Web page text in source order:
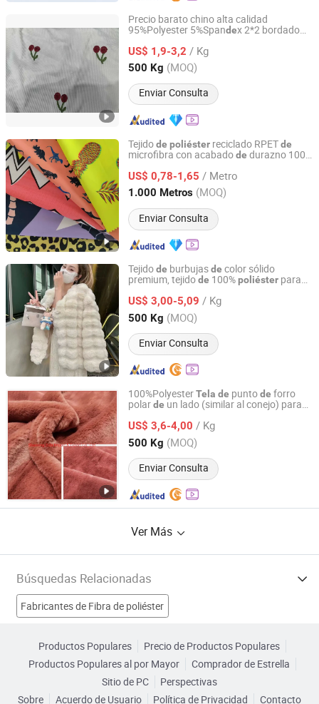
Precio barato chino alta calidad
95%Polyester 5%Spandex 2*2 bordado
estilo para niñas y mujeres
US$ 1,9-3,2 / Kg
500 Kg (MOQ)
Enviar Consulta
Shaoxing Cangcai Textile Co., Ltd.
Zhejiang, China Desde 2025
Tejidode poliéster reciclado RPETde
microfibra con acabadode durazno 100%
impermeable para pantalones cortos
elegantes de playa
US$ 0,78-1,65 / Metro
1.000 Metros (MOQ)
Enviar Consulta
Suzhou Jinshine Textile Import&Export Co., Ltd
Jiangsu, China Desde 2026
Tejidode burbujasde color sólido
premium, tejidode 100%poliéster para
US$ 3,00-5,09 / Kg
500 Kg (MOQ)
Enviar Consulta
Changshu Chunson Textile Co., Ltd.
Jiangsu, China Desde 2025
100%PolyesterTela de puntode forro
polarde un lado (similar al conejo) para
US$ 3,6-4,00 / Kg
500 Kg (MOQ)
Enviar Consulta
Shaoxing Zida Import & Export Co., Ltd.
Zhejiang, China Desde 2022
Ver Más
Búsquedas Relacionadas
Fabricantes de Fibra de poliéster
Fabricantes de tela de bolsa de poliéster
Productos Populares
Precio de Productos Populares
Productos Populares al por Mayor
Comprador de Estrella
Sitio de PC
Perspectivas
Sobre
Acuerdo de Usuario Política de Privacidad Contacto